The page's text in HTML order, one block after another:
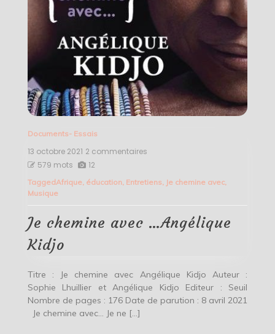
Documents- Essais
13 octobre 2021 2 commentaires
avec
Kidjo
579 mots 12
TaggedAfrique, éducation, Entretiens Je chemine avec,
Musique
Je chemine avec …Angélique
Kidjo
Titre : Je chemine avec Angélique Kidjo Auteur :
Sophie Lhuillier et Angélique Kidjo Editeur : Seuil
Nombre de pages : 176 Date de parution : 8 avril 2021
Je chemine avec… Je ne […]